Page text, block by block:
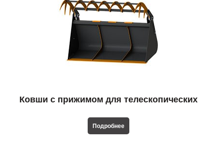
Ковши с прижимом для телескопических
Подробнее